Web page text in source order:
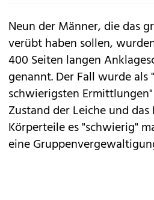
Neun der Männer, die das
verübt haben sollen,
400 Seiten langen
genannt. Der Fall wurde als
schwierigsten
Zustand der Leiche und
Körperteile es "schwierig"
eine